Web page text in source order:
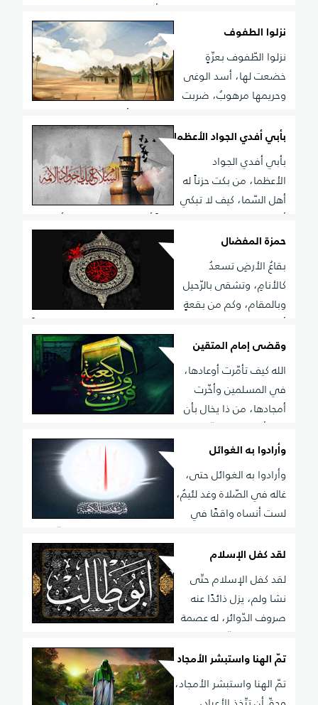
حبـيت وفيك يدور الفلك، ولما أراد الإله المثال، ليهدي
لتوحيده من سلك، وكـنت لـه مظهرًا في الكمال، لنفي
المثيل له مـثّـلـك
نزلوا الطفوف
نزلوا الطّفوف بعزّةٍ
خضعت لها، أسد الوغى
وحريمها مرهوبُ، ضربت
على الحرم السّرادق فاختشت، تحريك أطراف الخباء هبوب،
ما حامت الأوهام بين فنائها، رعباً أكان على القلوب رقيب
بأبي أفدي الجواد الأعظما
بأبي أفدي الجواد
الأعظما، من بكت حزناً له
أهل السّما، كيف لا تبكي
أسىً من جوده، لبقاها كان ركناً أعظما، كيف لا تبكي أسىً
حزناً لمن، نازح الدار قضى مهتضما، كيف لا تبكي أسىً حزناً
لمن، غصب النّفس ولا منتقماrn
حمزة المفضال
بقاعُ الأرضِ تسعدُ
كالأنامِ، وتشقى بالرّحيل
وبالمقام، وكم من بقعةٍ
أقوى بنوها، فقطّب وجهها بعد ابتسام، وكم من بقعةٍ قفراً
كأحدٍ، غدت بنزيلها مأوى الكرام، فيا أحداً تهنّيك المعالي،
بضمّك جسم حمزة ذي المقامrn
وقضى إمام المتقين
الله كيف تأمّرت أوعادها،
في المسلمين وأخّرت
أمجادها، من ذا يخال بأن
عترة أحمد، في النّاس يطمع طامعٌ يقتادها، وعجبت ممن قد
أبى تأميرهم، ورضوا بأنّ أمية تقتادها، لو لم يوصهم النبي
بآله، أوهل تقاس بآله أضدادهاrn
وأرادوا به الغوائل
وأرادوا به الغوائل حتى،
غاله في الصّلاة وغد لئيمُ،
لست أنساه واقفًا في
مقام، لم يقف فيه قبل إبراهيم، إن يكن صابرًا على النّار
لـمّا، أن رماه بها الشّقيّ الرّجيم، فعليّ برجله جاء يسعى،
لمحلّ الفناء وهو عليمrn
لقد كفل الإسلام
لقد كفل الإسلام حتّى
نشا ولم، يزل ذائدًا عنه
صروف الدّوائر، له عصمة
قد قاومت كلّ حادث، يحل به لم يُبق صبرًا لصابر، ولـمّا
قضى أوحى الجليل لأحمد، عدمت نصيرًا في جوارجي
فهاجرِrn
تمّ الهنا واستبشر الأمجاد
تمّ الهنا واستبشر الأمجاد،